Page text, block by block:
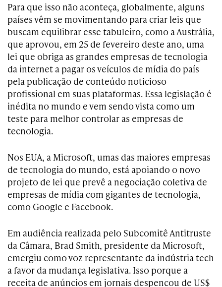
Para que isso não aconteça, globalmente, alguns
países vêm se movimentando para criar leis que
buscam equilibrar esse tabuleiro, como a Austrália,
que aprovou, em 25 de fevereiro deste ano, uma
lei que obriga as grandes empresas de tecnologia
da internet a pagar os veículos de mídia do país
pela publicação de conteúdo noticioso
profissional em suas plataformas. Essa legislação é
inédita no mundo e vem sendo vista como um
teste para melhor controlar as empresas de
tecnologia.
Nos EUA, a Microsoft, umas das maiores empresas
de tecnologia do mundo, está apoiando o novo
projeto de lei que prevê a negociação coletiva de
empresas de mídia com gigantes de tecnologia,
como Google e Facebook.
Em audiência realizada pelo Subcomitê Antitruste
da Câmara, Brad Smith, presidente da Microsoft,
emergiu como voz representante da indústria tech
a favor da mudança legislativa. Isso porque a
receita de anúncios em jornais despencou de US$